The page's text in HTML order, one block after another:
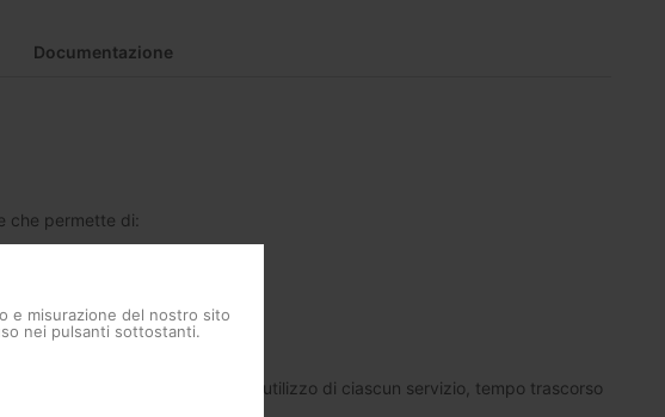
Documentazione
che permette di:
e del servizio TV
del servizio EPG, tempo di utilizzo di ciascun servizio, tempo trascorso
e misurazione del nostro sito
nei pulsanti sottostanti.